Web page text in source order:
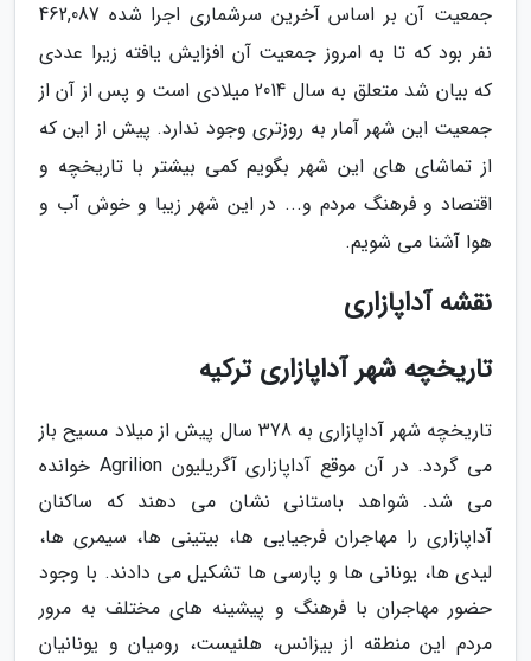
جمعیت آن بر اساس آخرین سرشماری اجرا شده 462,087
نفر بود که تا به امروز جمعیت آن افزایش یافته زیرا عددی
که بیان شد متعلق به سال 2014 میلادی است و پس از آن از
جمعیت این شهر آمار به روزتری وجود ندارد. پیش از این که
از تماشای های این شهر بگویم کمی بیشتر با تاریخچه و
اقتصاد و فرهنگ مردم و... در این شهر زیبا و خوش آب و
هوا آشنا می شویم.
نقشه آداپازاری
تاریخچه شهر آداپازاری ترکیه
تاریخچه شهر آداپازاری به 378 سال پیش از میلاد مسیح باز
می گردد. در آن موقع آداپازاری آگریلیون Agrilion خوانده
می شد. شواهد باستانی نشان می دهند که ساکنان
آداپازاری را مهاجران فرجیایی ها، بیتینی ها، سیمری ها،
لیدی ها، یونانی ها و پارسی ها تشکیل می دادند. با وجود
حضور مهاجران با فرهنگ و پیشینه های مختلف به مرور
مردم این منطقه از بیزانس، هلنیست، رومیان و یونانیان